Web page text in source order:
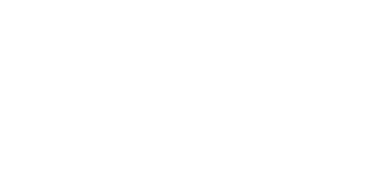
bon moment en notre compagnie ?